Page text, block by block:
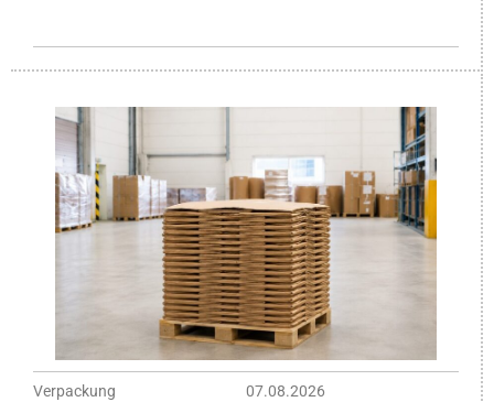
Verpackung
07.08.2026